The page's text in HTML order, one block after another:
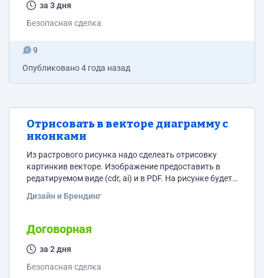
за 3 дня
Безопасная сделка
9
Опубликовано4 года назад
Отрисовать в векторе диаграмму с
иконками
Из растрового рисунка надо сделеать отрисовку
картинкив векторе. Изображение предоставить в
редатируемом виде (cdr, ai) и в PDF. На рисунке будет
обводка) приложен, данный элемент самый сложный
должны быть в разных группах или слоях
Дизайн и Брендинг
Договорная
за 2 дня
Безопасная сделка